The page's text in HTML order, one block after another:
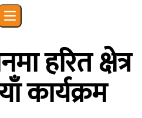
Open main menu
हरित क्षेत्र
कार्यक्रम